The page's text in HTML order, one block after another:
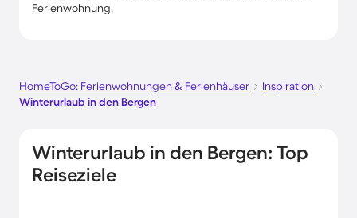
Ferienwohnung.
HomeToGo: Ferienwohnungen & Ferienhäuser
Inspiration
Winterurlaub in den Bergen
Winterurlaub in den Bergen: Top
Reiseziele